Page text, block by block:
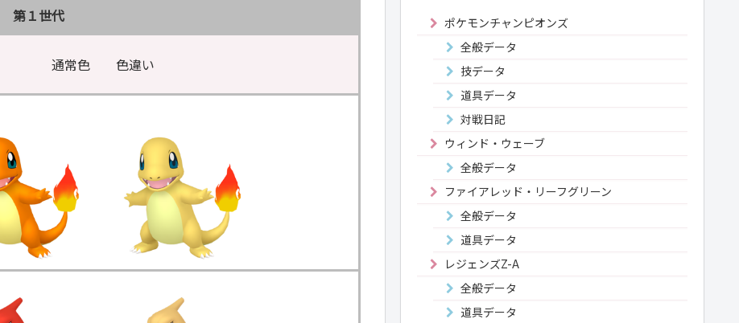
第１世代
通常色 色違い
ポケモンチャンピオンズ
全般データ
技データ
道具データ
対戦日記
ウィンド・ウェーブ
全般データ
ファイアレッド・リーフグリーン
全般データ
道具データ
レジェンズZ-A
全般データ
道具データ